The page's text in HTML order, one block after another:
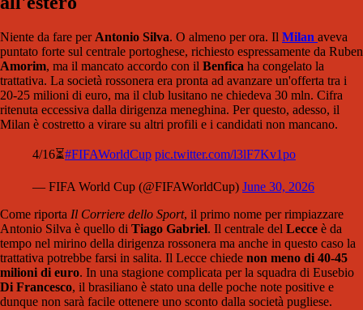
Niente da fare per Antonio Silva. O almeno per ora. Il Milan aveva
puntato forte sul centrale portoghese, richiesto espressamente da Ruben
Amorim, ma il mancato accordo con il Benfica ha congelato la
trattativa. La società rossonera era pronta ad avanzare un'offerta tra i
20-25 milioni di euro, ma il club lusitano ne chiedeva 30 mln. Cifra
ritenuta eccessiva dalla dirigenza meneghina. Per questo, adesso, il
Milan è costretto a virare su altri profili e i candidati non mancano.
4/16⏳#FIFAWorldCup pic.twitter.com/l3lF7Kv1po
— FIFA World Cup (@FIFAWorldCup) June 30, 2026
Come riporta Il Corriere dello Sport, il primo nome per rimpiazzare
Antonio Silva è quello di Tiago Gabriel. Il centrale del Lecce è da
tempo nel mirino della dirigenza rossonera ma anche in questo caso la
trattativa potrebbe farsi in salita. Il Lecce chiede non meno di 40-45
milioni di euro. In una stagione complicata per la squadra di Eusebio
Di Francesco, il brasiliano è stato una delle poche note positive e
dunque non sarà facile ottenere uno sconto dalla società pugliese.